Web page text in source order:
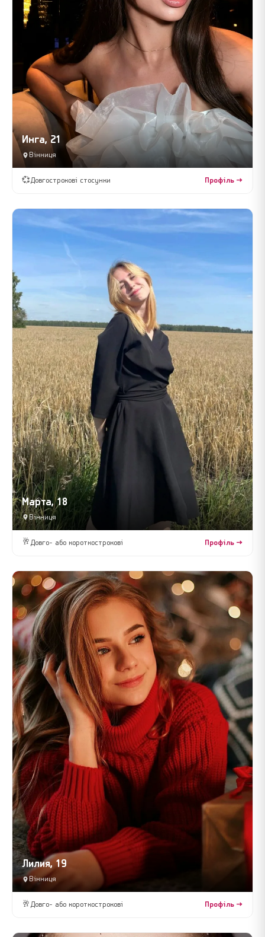
Инга, 21
Вінниця
💞Довгострокові стосунки Профіль →
Марта, 18
Вінниця
🥂 Довго- або короткострокові Профіль →
Лилия, 19
Вінниця
🥂 Довго- або короткострокові Профіль →